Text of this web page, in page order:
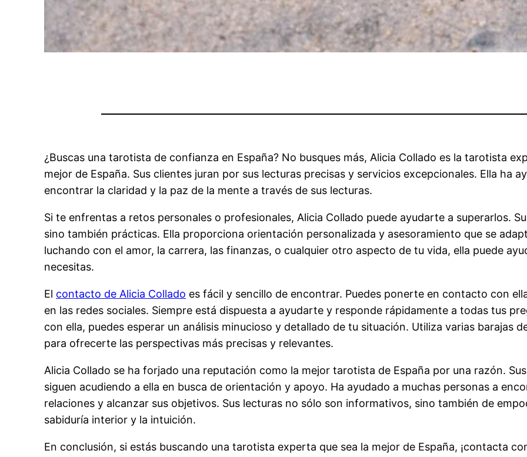
¿Buscas una tarotista de confianza en España? No busques más, Alicia Collado es la tarotista
mejor de España. Sus clientes juran por sus lecturas precisas y servicios excepcionales. Ella ha
encontrar la claridad y la paz de la mente a través de sus lecturas.
Si te enfrentas a retos personales o profesionales, Alicia Collado puede ayudarte a superarlos.
sino también prácticas. Ella proporciona orientación personalizada y asesoramiento que se
luchando con el amor, la carrera, las finanzas, o cualquier otro aspecto de tu vida, ella puede
necesitas.
El contacto de Alicia Collado es fácil y sencillo de encontrar. Puedes ponerte en contacto con
en las redes sociales. Siempre está dispuesta a ayudarte y responde rápidamente a todas tus
con ella, puedes esperar un análisis minucioso y detallado de tu situación. Utiliza varias barajas
para ofrecerte las perspectivas más precisas y relevantes.
Alicia Collado se ha forjado una reputación como la mejor tarotista de España por una razón.
siguen acudiendo a ella en busca de orientación y apoyo. Ha ayudado a muchas personas a
relaciones y alcanzar sus objetivos. Sus lecturas no sólo son informativos, sino también de
sabiduría interior y la intuición.
En conclusión, si estás buscando una tarotista experta que sea la mejor de España, ¡contacta